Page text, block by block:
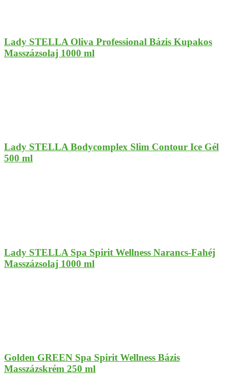
Lady STELLA Oliva Professional Bázis Kupakos
Masszázsolaj 1000 ml
Lady STELLA Bodycomplex Slim Contour Ice Gél
500 ml
Lady STELLA Spa Spirit Wellness Narancs-Fahéj
Masszázsolaj 1000 ml
Golden GREEN Spa Spirit Wellness Bázis
Masszázskrém 250 ml